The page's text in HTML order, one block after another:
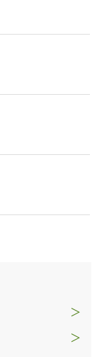
＞
＞